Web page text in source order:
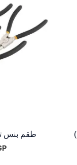
طقم بنس تيل 4ق